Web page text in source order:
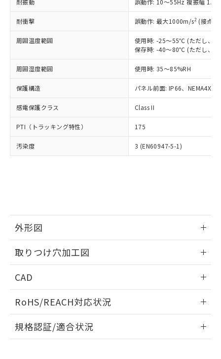
耐振動 誤動作: 10～55Hz 複振幅
耐衝撃 誤動作: 最大1000m/s2 (接点
周囲温度範囲
使用時: -25～55℃ (ただし、氷
保存時: -40～80℃ (ただし、氷
周囲湿度範囲 使用時: 35～85%RH
保護構造 パネル前面: IP66、NEMA4X,
感電保護クラス Class II
PTI（トラッキング特性） 175
汚染度 3 (EN60947-5-1)
外形図
取りつけ穴加工図
CAD
ドすることができます。
ログイン/会員登録
RoHS/REACH対応状況
EU RoHS 注意事項・凡例
規格認証/適合状況
正式な納期状況および標準価格はお客
様のお取引先、またはお客様担当のオ
ムロン制御機器販売店・当社販売員に
オムロン制御機器販売店や当社販売拠
販売ネットワーク
」をご確認
在庫状況および標準価格結果を当社の
事前の承諾なく第三者に漏洩または開
示しないようお願いします。
マイパーツ機能（部品リスト作成サー
ビス）をご利用いただくには、I-Web
メンバーズにご登録されている必要が
お客様が当ウェブサイト上で当社にご
指します。
但し、RoHS指令で産業用監視および制御機器に対する
適用除外項目は除く。
フタル酸エステル類の４物質については閾値を超える意
図的な使用がないことを確認しています。
部品在庫の切り替え状況などにより、予定
月が前後することがあります。
※3 非含有証明書ダウンロード
51物質の非含有証明書（当社基準）
※本証明書は発行日時点で非含有を証明す
るもので、過去に遡って非含有を証明する
ものではありません。
また、RoHS指令のフタル酸エステル類４
欄に対応日を記載しておりました。
既に当社にて対応品への在庫切替を完了
していることから、特段のことがない限
り、2022年1月12日より割愛しておりま
す。
DBP(フタル酸ジブチル) : 1000ppm、 DIBP(フタル酸ジ
イソブチル) : 1000ppm、 BBP(フタル酸ブチルベンジ
DEHP(フタル酸ビス(2-エチルヘキシル)) : 1000ppm
準値以下であることを示します。
「10」：通常の使用状況下において有害物
質が外部に漏えいし、環境に深刻な影響を
及ぼさない年数を意味します。
「－」：未確認です。当社販売部門へお問
全に破砕するなど、違法に輸出されな
いよう必要な手段を講じます。
当社は貴社製品を、核兵器、ミサイ
ル、化学兵器、生物兵器またはその他
武器並びにこれらの製造装置等に一切
当社は、貴社製品を第三者に販売する
場合は、上記1、2および3の内容を当
該第三者に通知します。また当社は、
販売先および販売に係わる関係者が違
法に輸出するおそれがある場合は、取
り引きをいたしません。
一定数には満たないが在庫あり
－
在庫なし(最新の在庫状況につ
いては、お客様のお取引先、ま
たはお客様担当のオムロン制御
機器販売店・当社販売員にご確
空
受注生産機種、また在庫状況の
情報を公開していない機種